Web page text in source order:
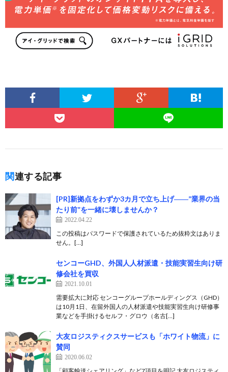
関連する記事
[PR]新拠点をわずか3カ月で立ち上げ――”業界の当
たり前”を一緒に壊しませんか？
2022.04.22
この投稿はパスワードで保護されているため抜粋文はありま
せん。[…]
センコーGHD、外国人人材派遣・技能実習生向け研
修会社を買収
2021.10.01
需要拡大に対応 センコーグループホールディングス（GHD）
は10月1日、在留外国人の人材派遣や技能実習生向け研修事
業などを手掛けるセルフ・グロウ（名古[…]
大友ロジスティクスサービスも「ホワイト物流」に
賛同
2020.06.02